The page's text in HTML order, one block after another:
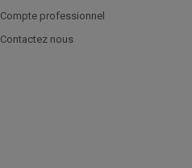
Compte professionnel
Contactez nous